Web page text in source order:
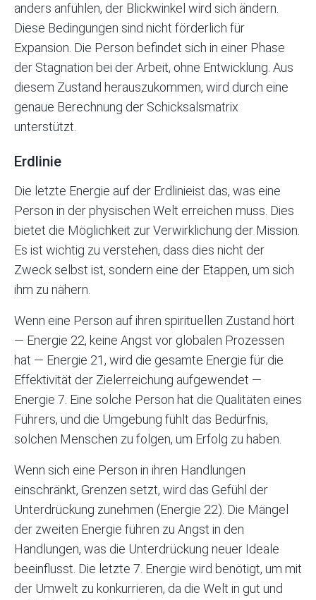
anders anfühlen, der Blickwinkel wird sich ändern.
Diese Bedingungen sind nicht förderlich für
Expansion. Die Person befindet sich in einer Phase
der Stagnation bei der Arbeit, ohne Entwicklung. Aus
diesem Zustand herauszukommen, wird durch eine
genaue Berechnung der Schicksalsmatrix
unterstützt.
Erdlinie
Die letzte Energie auf der Erdlinieist das, was eine
Person in der physischen Welt erreichen muss. Dies
bietet die Möglichkeit zur Verwirklichung der Mission.
Es ist wichtig zu verstehen, dass dies nicht der
Zweck selbst ist, sondern eine der Etappen, um sich
ihm zu nähern.
Wenn eine Person auf ihren spirituellen Zustand hört
— Energie 22, keine Angst vor globalen Prozessen
hat — Energie 21, wird die gesamte Energie für die
Effektivität der Zielerreichung aufgewendet —
Energie 7. Eine solche Person hat die Qualitäten eines
Führers, und die Umgebung fühlt das Bedürfnis,
solchen Menschen zu folgen, um Erfolg zu haben.
Wenn sich eine Person in ihren Handlungen
einschränkt, Grenzen setzt, wird das Gefühl der
Unterdrückung zunehmen (Energie 22). Die Mängel
der zweiten Energie führen zu Angst in den
Handlungen, was die Unterdrückung neuer Ideale
beeinflusst. Die letzte 7. Energie wird benötigt, um mit
der Umwelt zu konkurrieren, da die Welt in gut und